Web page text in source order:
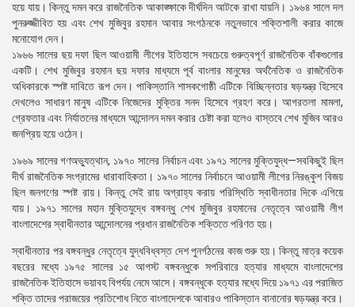
হয়ে যায়। কিন্তু দমন করে রাজনৈতিক আকাঙ্ক্ষাকে দীর্ঘদিন আটকে রাখা যায়নি। ১৯৬৪ সালে দল
পুনরুজ্জীবিত হয় এবং শেখ মুজিবুর রহমান আবার সংগঠনকে নতুনভাবে শক্তিশালী করার কাজে
মনোযোগ দেন।
১৯৬৬ সালের ছয় দফা ছিল আওয়ামী লীগের ইতিহাসে সবচেয়ে গুরুত্বপূর্ণ রাজনৈতিক বাঁকগুলোর
একটি। শেখ মুজিবুর রহমান ছয় দফার মাধ্যমে পূর্ব বাংলার মানুষের অর্থনৈতিক ও রাজনৈতিক
অধিকারকে স্পষ্ট দাবিতে রূপ দেন। পাকিস্তানি শাসকগোষ্ঠী এটিকে বিচ্ছিন্নতার ষড়যন্ত্র হিসেবে
দেখলেও সাধারণ মানুষ এটিকে নিজেদের মুক্তির সনদ হিসেবে গ্রহণ করে। আগরতলা মামলা,
গ্রেফতার এবং নির্যাতনের মাধ্যমে আন্দোলন দমন করার চেষ্টা করা হলেও বাস্তবে শেখ মুজিব আরও
জনপ্রিয় হয়ে ওঠেন।
১৯৬৯ সালের গণঅভ্যুত্থান, ১৯৭০ সালের নির্বাচন এবং ১৯৭১ সালের মুক্তিযুদ্ধ—সবকিছুই ছিল
দীর্ঘ রাজনৈতিক সংগ্রামের ধারাবাহিকতা। ১৯৭০ সালের নির্বাচনে আওয়ামী লীগের নিরঙ্কুশ বিজয়
ছিল জনগণের স্পষ্ট রায়। কিন্তু সেই রায় অগ্রাহ্য করায় পরিস্থিতি স্বাধীনতার দিকে এগিয়ে
যায়। ১৯৭১ সালের মহান মুক্তিযুদ্ধে বঙ্গবন্ধু শেখ মুজিবুর রহমানের নেতৃত্বে আওয়ামী লীগ
বাংলাদেশের স্বাধীনতার আন্দোলনের প্রধান রাজনৈতিক শক্তিতে পরিণত হয়।
স্বাধীনতার পর বঙ্গবন্ধুর নেতৃত্বে যুদ্ধবিধ্বস্ত দেশ পুনর্গঠনের কাজ শুরু হয়। কিন্তু মাত্র কয়েক
বছরের মধ্যে ১৯৭৫ সালের ১৫ আগস্ট বঙ্গবন্ধুকে সপরিবারে হত্যার মাধ্যমে বাংলাদেশের
রাজনৈতিক ইতিহাসে ভয়াবহ বিপর্যয় নেমে আসে। বঙ্গবন্ধুকে হত্যার মধ্যে দিয়ে ১৯৭১ এর পরাজিত
শক্তি তাদের পরাজয়ের প্রতিশোধ নিতে বাংলাদেশকে আবারও পাকিস্তান বানানোর ষড়যন্ত্র করে।